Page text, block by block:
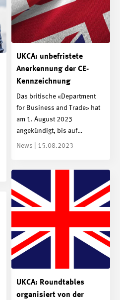
UKCA: unbefristete
Anerkennung der CE-
Kennzeichnung
Das britische «Department
for Business and Trade» hat
am 1. August 2023
angekündigt, bis auf…
News | 15.08.2023
UKCA: Roundtables
organisiert von der